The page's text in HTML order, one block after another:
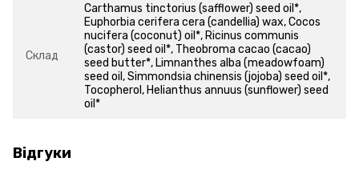
Склад
Carthamus tinctorius (safflower) seed oil*,
Euphorbia cerifera cera (candellia) wax, Cocos
nucifera (coconut) oil*, Ricinus communis
(castor) seed oil*, Theobroma cacao (cacao)
seed butter*, Limnanthes alba (meadowfoam)
seed oil, Simmondsia chinensis (jojoba) seed oil*,
Tocopherol, Helianthus annuus (sunflower) seed
oil*
Відгуки